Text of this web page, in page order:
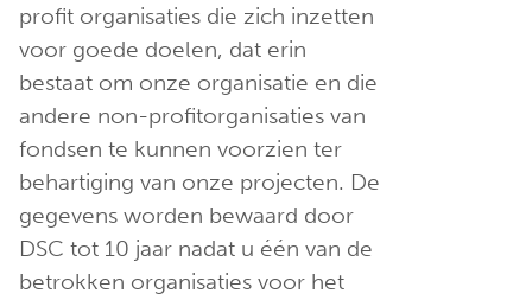
profit organisaties die zich inzetten
voor goede doelen, dat erin
bestaat om onze organisatie en die
andere non-profitorganisaties van
fondsen te kunnen voorzien ter
behartiging van onze projecten. De
gegevens worden bewaard door
DSC tot 10 jaar nadat u één van de
betrokken organisaties voor het